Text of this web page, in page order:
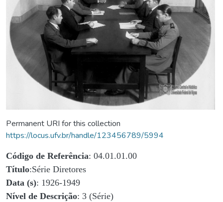
Permanent URI for this collection
https://locus.ufv.br/handle/123456789/5994
Código de Referência: 04.01.01.00
Título:Série Diretores
Data (s): 1926-1949
Nível de Descrição: 3 (Série)